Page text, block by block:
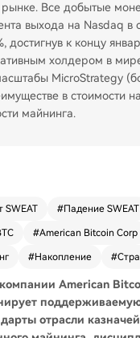
Все добытые
выхода на Nasdaq в
к концу
холдером в
MicroStrategy
в стоимости
майнинга.
SWEAT #Падение SWEAT
#American Bitcoin Corp
#Накопление #
American
отрасли